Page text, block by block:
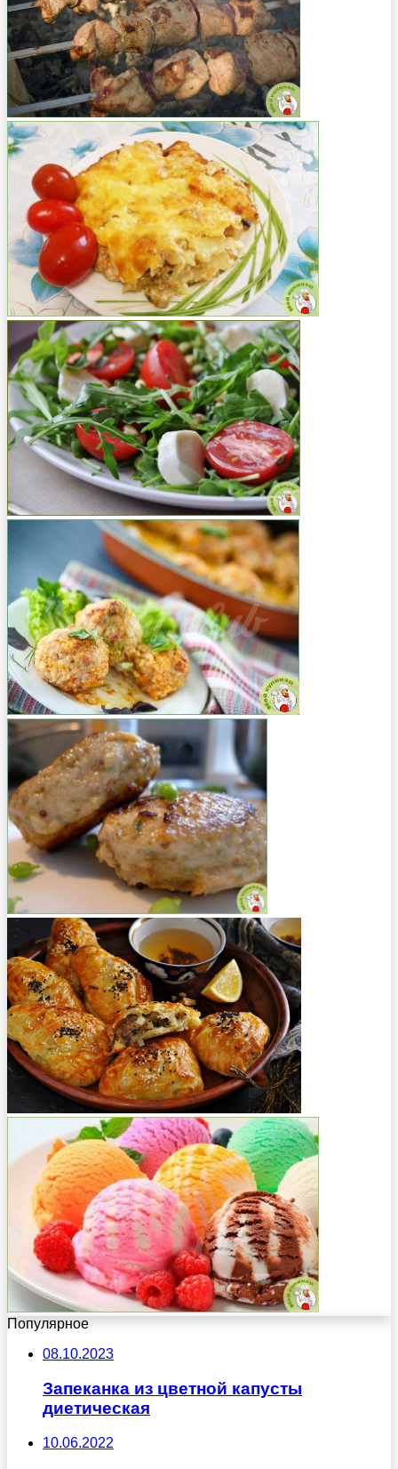
Популярное
08.10.2023
Запеканка из цветной капусты
диетическая
10.06.2022